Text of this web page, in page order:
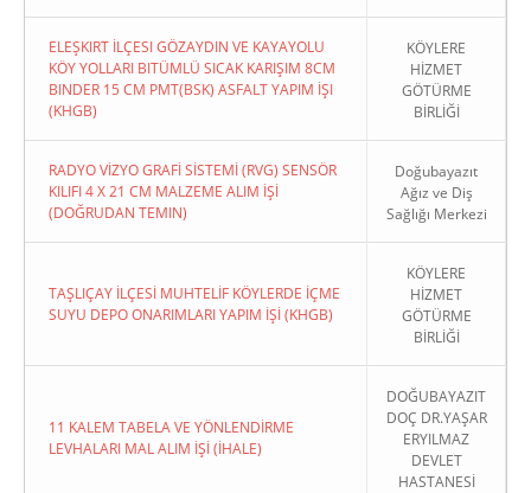
ELEŞKIRT İLÇESI GÖZAYDIN VE KAYAYOLU
KÖY YOLLARI BITÜMLÜ SICAK KARIŞIM 8CM
BINDER 15 CM PMT(BSK) ASFALT YAPIM İŞI
(KHGB)
KÖYLERE
HİZMET
GÖTÜRME
BİRLİĞİ
RADYO VİZYO GRAFİ SİSTEMİ (RVG) SENSÖR
KILIFI 4 X 21 CM MALZEME ALIM İŞİ
(DOĞRUDAN TEMIN)
Doğubayazıt
Ağız ve Diş
Sağlığı Merkezi
TAŞLIÇAY İLÇESİ MUHTELİF KÖYLERDE İÇME
SUYU DEPO ONARIMLARI YAPIM İŞİ (KHGB)
KÖYLERE
HİZMET
GÖTÜRME
BİRLİĞİ
11 KALEM TABELA VE YÖNLENDİRME
LEVHALARI MAL ALIM İŞİ (İHALE)
DOĞUBAYAZIT
DOÇ DR.YAŞAR
ERYILMAZ
DEVLET
HASTANESİ